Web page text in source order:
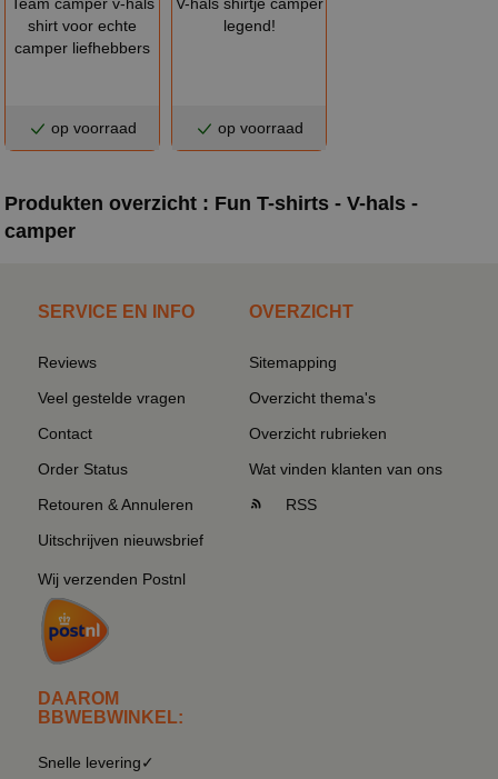
Team camper v-hals
shirt voor echte
camper liefhebbers
op voorraad
V-hals shirtje camper
legend!
op voorraad
Produkten overzicht : Fun T-shirts - V-hals -
camper
SERVICE EN INFO
Reviews
Veel gestelde vragen
Contact
Order Status
Retouren & Annuleren
Uitschrijven nieuwsbrief
Wij verzenden Postnl
DAAROM
BBWEBWINKEL:
Snelle levering✓
OVERZICHT
Sitemapping
Overzicht thema's
Overzicht rubrieken
Wat vinden klanten van ons
RSS